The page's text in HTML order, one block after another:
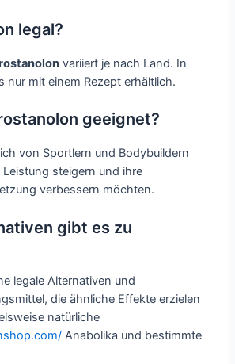
legal?
variiert je nach Land. In
nur mit einem Rezept erhältlich.
geeignet?
von Sportlern und Bodybuildern
steigern und ihre
verbessern möchten.
gibt es zu
legale Alternativen und
die ähnliche Effekte erzielen
natürliche
Anabolika und bestimmte